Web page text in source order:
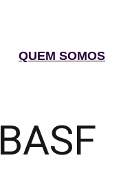
QUEM SOMOS
BASF